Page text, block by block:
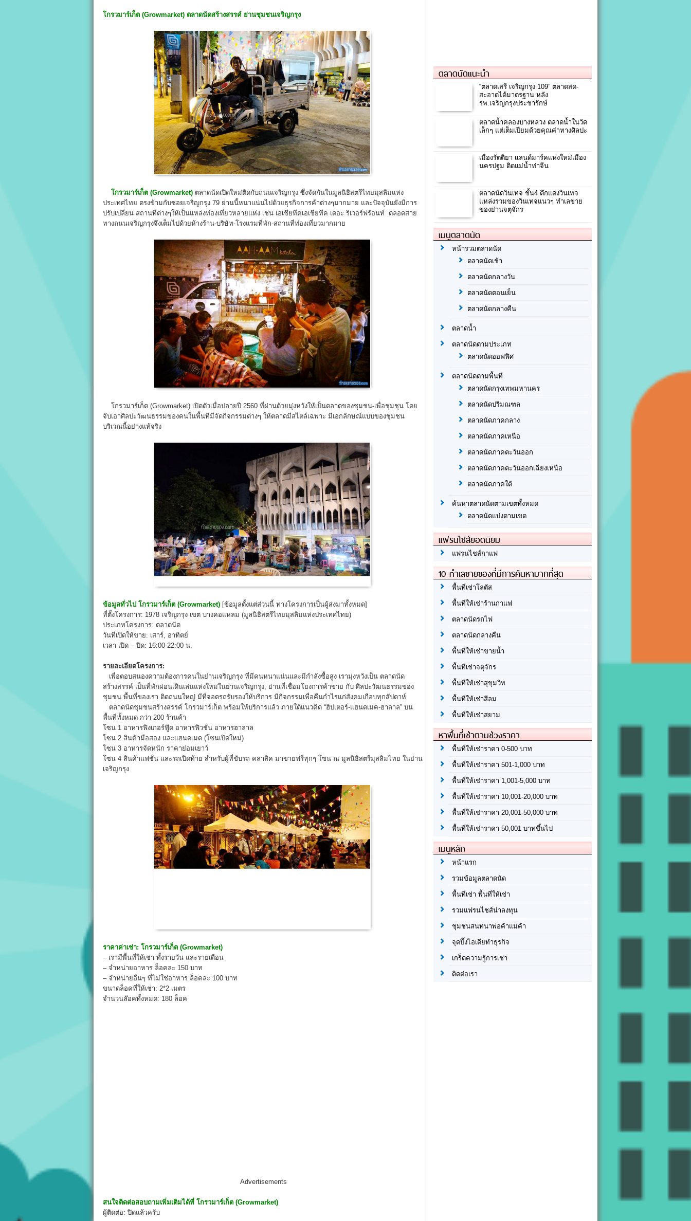
โกรวมาร์เก็ต (Growmarket) ตลาดนัดสร้างสรรค์ ย่านชุมชนเจริญกรุง
โกรวมาร์เก็ต (Growmarket) ตลาดนัดเปิดใหม่ติดกับถนนเจริญกรุง ซึ่งจัดกันในมูลนิธิสตรีไทยมุสลิมแห่ง
ประเทศไทย ตรงข้ามกับซอยเจริญกรุง 79 ย่านนี้หนาแน่นไปด้วยธุรกิจการค้าต่างๆมากมาย และปัจจุบันยังมีการ
ปรับเปลี่ยน สถานที่ต่างๆให้เป็นแหล่งท่องเที่ยวหลายแห่ง เช่น เอเชียทีคเอเชียทีค เดอะ ริเวอร์ฟร้อนท์ ตลอดสาย
ทางถนนเจริญกรุงจึงเต็มไปด้วยห้างร้าน-บริษัท-โรงแรมที่พัก-สถานที่ท่องเที่ยวมากมาย
โกรวมาร์เก็ต (Growmarket) เปิดตัวเมื่อปลายปี 2560 ที่ผ่านด้วยมุ่งหวังให้เป็นตลาดของชุมชน-เพื่อชุมชุน โดย
จับเอาศิลปะวัฒนธรรมของคนในพื้นที่มีจัดกิจกรรมต่างๆ ให้ตลาดมีสไตล์เฉพาะ มีเอกลักษณ์แบบของชุมชน
บริเวณนี้อย่างแท้จริง
ข้อมูลทั่วไป โกรวมาร์เก็ต (Growmarket) [ข้อมูลตั้งแต่ส่วนนี้ ทางโครงการเป็นผู้ส่งมาทั้งหมด]
ที่ตั้งโครงการ: 1978 เจริญกรุง เขต บางคอแหลม (มูลนิธิสตรีไทยมุสลิมแห่งประเทศไทย)
ประเภทโครงการ: ตลาดนัด
วันที่เปิดให้ขาย: เสาร์, อาทิตย์
เวลา เปิด – ปิด: 16:00-22:00 น.
รายละเอียดโครงการ:
เพื่อตอบสนองความต้องการคนในย่านเจริญกรุง ที่มีคนหนาแน่นและมีกำลังซื้อสูง เรามุ่งหวังเป็น ตลาดนัด
สร้างสรรค์ เป็นที่พักผ่อนเดินเล่นแห่งใหม่ในย่านเจริญกรุง, ย่านที่เชื่อมโยงการค้าขาย กับ ศิลปะวัฒนธรรมของ
ชุมชน พื้นที่ของเรา ติดถนนใหญ่ มีที่จอดรถรับรองให้บริการ มีกิจกรรมเพื่อคืนกำไรแก่สังคมเกือบทุกสัปดาห์
ตลาดนัดชุมชนสร้างสรรค์ โกรวมาร์เก็ต พร้อมให้บริการแล้ว ภายใต้แนวคิด “ฮิปเตอร์-แฮนดเมค-ฮาลาล” บน
พื้นที่ทั้งหมด กว่า 200 ร้านค้า
โซน 1 อาหารฟิงเกอร์ฟู๊ด อาหารฟิวชั่น อาหารฮาลาล
โซน 2 สินค้ามือสอง และแฮนดเมด (โซนเปิดใหม่)
โซน 3 อาหารจัดหนัก ราคาย่อมเยาว์
โซน 4 สินค้าแฟชั่น และรถเปิดท้าย สำหรับผู้ที่ขับรถ คลาสิค มาขายฟรีทุกๆ โซน ณ มูลนิธิสตรีมุสลิมไทย ในย่าน
เจริญกรุง
ราคาค่าเช่า: โกรวมาร์เก็ต (Growmarket)
– เรามีพื้นที่ให้เช่า ทั้งรายวัน และรายเดือน
– จำหน่ายอาหาร ล็อคละ 150 บาท
– จำหน่ายอื่นๆ ที่ไม่ใช่อาหาร ล็อคละ 100 บาท
ขนาดล็อคที่ให้เช่า: 2*2 เมตร
จำนวนล๊อคทั้งหมด: 180 ล็อค
Advertisements
สนใจติดต่อสอบถามเพิ่มเติมได้ที่ โกรวมาร์เก็ต (Growmarket)
ผู้ติดต่อ: ปิดแล้วครับ
ตลาดนัดแนะนำ
“ตลาดเสรี เจริญกรุง 109” ตลาดสด-
สะอาดได้มาตรฐาน หลัง
รพ.เจริญกรุงประชารักษ์
ตลาดน้ำคลองบางหลวง ตลาดน้ำในวัด
เล็กๆ แต่เต็มเปี่ยมด้วยคุณค่าทางศิลปะ
เมืองรัตติยา เเลนด์มาร์คเเห่งใหม่เมือง
นครปฐม ติดแม่น้ำท่าจีน
ตลาดนัดวินเทจ ชั้น4 ตึกแดงวินเทจ
แหล่งรวมของวินเทจแนวๆ ทำเลขาย
ของย่านจตุจักร
เมนูตลาดนัด
หน้ารวมตลาดนัด
ตลาดนัดเช้า
ตลาดนัดกลางวัน
ตลาดนัดตอนเย็น
ตลาดนัดกลางคืน
ตลาดน้ำ
ตลาดนัดตามประเภท
ตลาดนัดออฟฟิศ
ตลาดนัดตามพื้นที่
ตลาดนัดกรุงเทพมหานคร
ตลาดนัดปริมณฑล
ตลาดนัดภาคกลาง
ตลาดนัดภาคเหนือ
ตลาดนัดภาคตะวันออก
ตลาดนัดภาคตะวันออกเฉียงเหนือ
ตลาดนัดภาคใต้
ค้นหาตลาดนัดตามเขตทั้งหมด
ตลาดนัดแบ่งตามเขต
แฟรนไชส์ยอดนิยม
แฟรนไชส์กาแฟ
10 ทำเลขายของที่มีการค้นหามากที่สุด
พื้นที่เช่าโลตัส
พื้นที่ให้เช่าร้านกาแฟ
ตลาดนัดรถไฟ
ตลาดนัดกลางคืน
พื้นที่ให้เช่าขายน้ำ
พื้นที่เช่าจตุจักร
พื้นที่ให้เช่าสุขุมวิท
พื้นที่ให้เช่าสีลม
พื้นที่ให้เช่าสยาม
หาพื้นที่เช่าตามช่วงราคา
พื้นที่ให้เช่าราคา 0-500 บาท
พื้นที่ให้เช่าราคา 501-1,000 บาท
พื้นที่ให้เช่าราคา 1,001-5,000 บาท
พื้นที่ให้เช่าราคา 10,001-20,000 บาท
พื้นที่ให้เช่าราคา 20,001-50,000 บาท
พื้นที่ให้เช่าราคา 50,001 บาทขึ้นไป
เมนูหลัก
หน้าแรก
รวมข้อมูลตลาดนัด
พื้นที่เช่า พื้นที่ให้เช่า
รวมแฟรนไชส์น่าลงทุน
ชุมชนสนทนาพ่อค้าแม่ค้า
จุดปิ๊งไอเดียทำธุรกิจ
เกร็ดความรู้การเช่า
ติดต่อเรา